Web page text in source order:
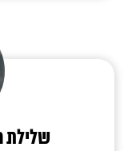
שלילת